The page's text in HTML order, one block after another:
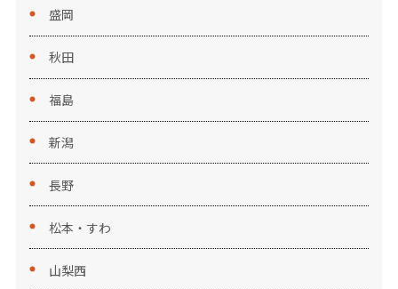
盛岡
秋田
福島
新潟
長野
松本・すわ
山梨西